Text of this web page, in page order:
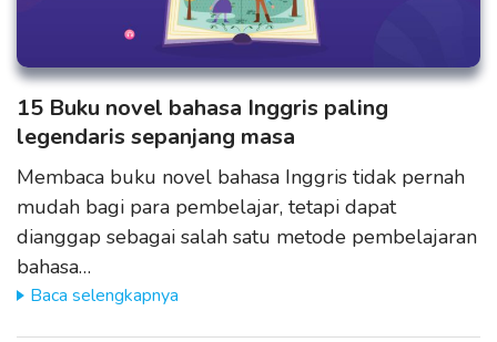
15 Buku novel bahasa Inggris paling
legendaris sepanjang masa
Membaca buku novel bahasa Inggris tidak pernah
mudah bagi para pembelajar, tetapi dapat
dianggap sebagai salah satu metode pembelajaran
bahasa…
Baca selengkapnya